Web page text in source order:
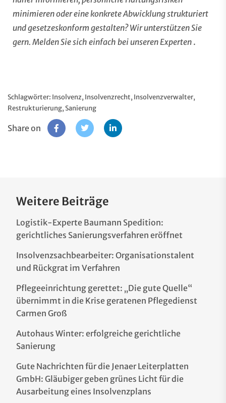
minimieren oder eine konkrete Abwicklung strukturiert
und gesetzeskonform gestalten? Wir unterstützen Sie
gern. Melden Sie sich einfach bei unseren Experten .
Schlagwörter: Insolvenz, Insolvenzrecht, Insolvenzverwalter,
Restrukturierung,Sanierung
Share on
Weitere Beiträge
Logistik-Experte Baumann Spedition:
gerichtliches Sanierungsverfahren eröffnet
Insolvenzsachbearbeiter: Organisationstalent
und Rückgrat im Verfahren
Pflegeeinrichtung gerettet: „Die gute Quelle“
übernimmt in die Krise geratenen Pflegedienst
Carmen Groß
Autohaus Winter: erfolgreiche gerichtliche
Sanierung
Gute Nachrichten für die Jenaer Leiterplatten
GmbH: Gläubiger geben grünes Licht für die
Ausarbeitung eines Insolvenzplans